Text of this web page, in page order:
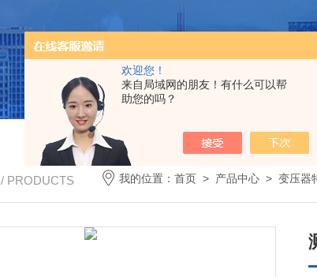
欢迎您！
来自局域网的朋友！有什么可以帮
助您的吗？
/ PRODUCTS 我的位置：首页 > 产品中心 >变压器